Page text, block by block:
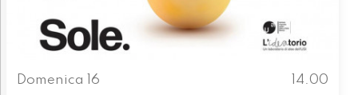
Domenica 16
14.00